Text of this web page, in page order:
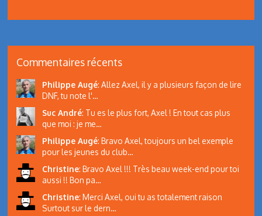
Commentaires récents
Philippe Augé: Allez Axel, il y a plusieurs façon de lire
DNF, tu note l'…
Suc André: Tu es le plus fort, Axel ! En tout cas plus
que moi : je me…
Philippe Augé: Bravo Axel, toujours un bel exemple
pour les jeunes du club…
Christine: Bravo Axel !!! Très beau week-end pour toi
aussi !! Bon pa…
Christine: Merci Axel, oui tu as totalement raison
Surtout sur le dern…